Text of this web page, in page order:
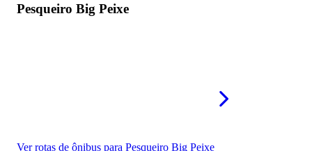
Pesqueiro Big Peixe
Ver rotas de ônibus para Pesqueiro Big Peixe